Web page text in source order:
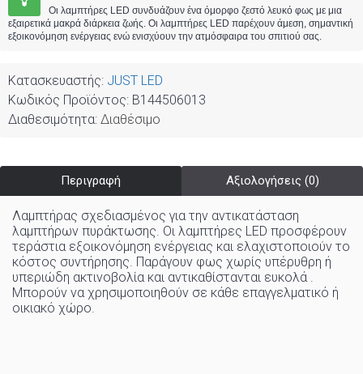
Οι λαμπτήρες LED συνδυάζουν ένα όμορφο ζεστό λευκό φως με μια
εξαιρετικά μακρά διάρκεια ζωής. Οι λαμπτήρες LED παρέχουν άμεση, σημαντική
εξοικονόμηση ενέργειας ενώ ενισχύουν την ατμόσφαιρα του σπιτιού σας.
Κατασκευαστής: JUST LED
Κωδικός Προϊόντος: B144506013
Διαθεσιμότητα: Διαθέσιμο
Περιγραφή Αξιολογήσεις (0)
Λαμπτήρας σχεδιασμένος για την αντικατάσταση
λαμπτήρων πυράκτωσης. Οι λαμπτήρες LED προσφέρουν
τεράστια εξοικονόμηση ενέργειας και ελαχιστοποιούν το
κόστος συντήρησης. Παράγουν φως χωρίς υπέρυθρη ή
υπεριώδη ακτινοβολία και αντικαθίστανται ευκολά .
Μπορούν να χρησιμοποιηθούν σε κάθε επαγγελματικό ή
οικιακό χώρo.